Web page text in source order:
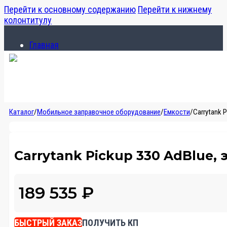
Перейти к основному содержанию Перейти к нижнему
колонтитулу
Главная
Каталог
Каталог/Мобильное заправочное оборудование/Емкости/Carrytank
Carrytank Pickup 330 AdBlue,
189 535 ₽
БЫСТРЫЙ ЗАКАЗПОЛУЧИТЬ КП